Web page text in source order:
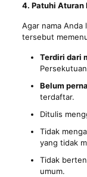
4. Patuhi Aturan
Agar nama Anda
tersebut
Terdiri dari
Belum
terdaftar.
Ditulis
Tidak
yang tidak
Tidak
umum.